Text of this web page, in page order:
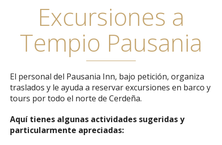
Excursiones a
Tempio Pausania
El personal del Pausania Inn, bajo petición, organiza
traslados y le ayuda a reservar excursiones en barco y
tours por todo el norte de Cerdeña.
Aquí tienes algunas actividades sugeridas y
particularmente apreciadas: